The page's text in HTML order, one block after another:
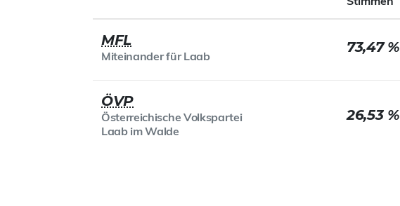
Partei
MFL
Miteinander für Laab
73,47 %
ÖVP
Österreichische Volkspartei
Laab im Walde
26,53 %